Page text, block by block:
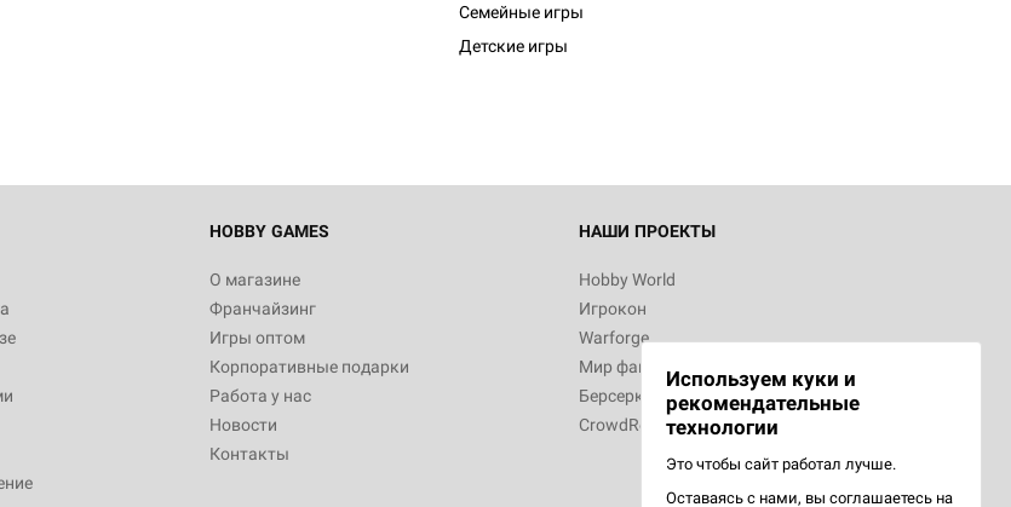
Семейные игры
Детские игры
HOBBY GAMES
О магазине
Франчайзинг
Игры оптом
Корпоративные подарки
Работа у нас
Новости
Контакты
НАШИ ПРОЕКТЫ
Hobby World
Игрокон
Warforge
Мир фантастики
Берсерк
CrowdRepublic
Используем куки и
рекомендательные
технологии
Это чтобы сайт работал лучше.
Оставаясь с нами, вы соглашаетесь на